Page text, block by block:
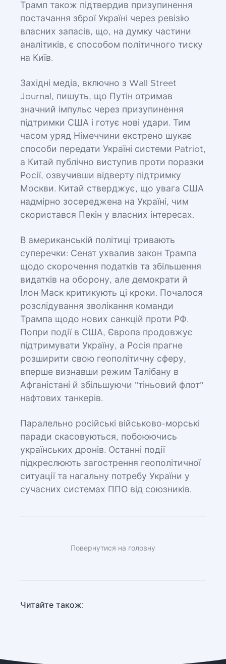
Трамп також підтвердив призупинення
постачання зброї Україні через ревізію
власних запасів, що, на думку частини
аналітиків, є способом політичного тиску
на Київ.
Західні медіа, включно з Wall Street
Journal, пишуть, що Путін отримав
значний імпульс через призупинення
підтримки США і готує нові удари. Тим
часом уряд Німеччини екстрено шукає
способи передати Україні системи Patriot,
а Китай публічно виступив проти поразки
Росії, озвучивши відверту підтримку
Москви. Китай стверджує, що увага США
надмірно зосереджена на Україні, чим
скористався Пекін у власних інтересах.
В американській політиці тривають
суперечки: Сенат ухвалив закон Трампа
щодо скорочення податків та збільшення
видатків на оборону, але демократи й
Ілон Маск критикують ці кроки. Почалося
розслідування зволікання команди
Трампа щодо нових санкцій проти РФ.
Попри події в США, Європа продовжує
підтримувати Україну, а Росія прагне
розширити свою геополітичну сферу,
вперше визнавши режим Талібану в
Афганістані й збільшуючи "тіньовий флот"
нафтових танкерів.
Паралельно російські військово-морські
паради скасовуються, побоюючись
українських дронів. Останні події
підкреслюють загострення геополітичної
ситуації та нагальну потребу України у
сучасних системах ППО від союзників.
Повернутися на головну
Читайте також: